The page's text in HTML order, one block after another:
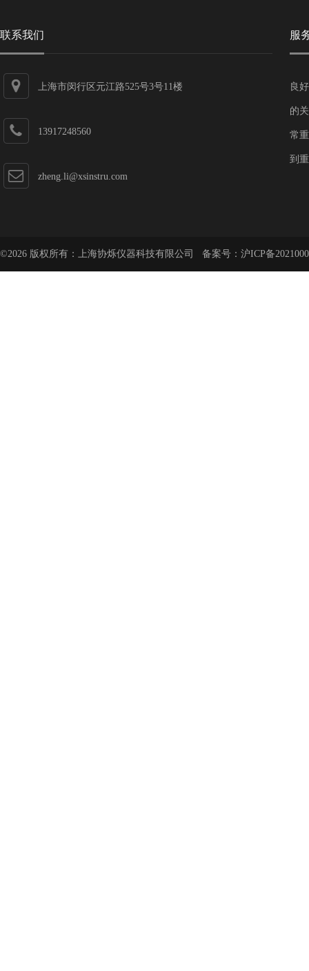
联系我们
上海市闵行区元江路525号3号11楼
13917248560
zheng.li@xsinstru.com
服
良
的
常
到
©2026 版权所有：上海协烁仪器科技有限公司 备案号： 沪ICP备